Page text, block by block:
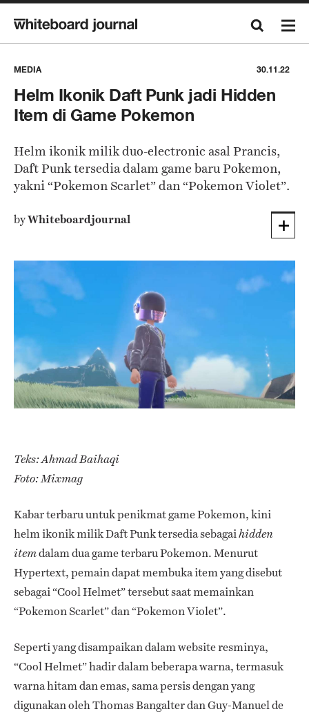
MEDIA 30.11.22
Helm Ikonik Daft Punk jadi Hidden
Item di Game Pokemon
Helm ikonik milik duo-electronic asal Prancis,
Daft Punk tersedia dalam game baru Pokemon,
yakni “Pokemon Scarlet” dan “Pokemon Violet”.
byWhiteboardjournal
Teks: Ahmad Baihaqi
Foto: Mixmag
Kabar terbaru untuk penikmat game Pokemon, kini
helm ikonik milik Daft Punk tersedia sebagaihidden
itemdalam dua game terbaru Pokemon. Menurut
Hypertext, pemain dapat membuka item yang disebut
sebagai “Cool Helmet” tersebut saat memainkan
“Pokemon Scarlet” dan “Pokemon Violet”.
Seperti yang disampaikan dalam website resminya,
“Cool Helmet” hadir dalam beberapa warna, termasuk
warna hitam dan emas, sama persis dengan yang
digunakan oleh Thomas Bangalter dan Guy-Manuel de